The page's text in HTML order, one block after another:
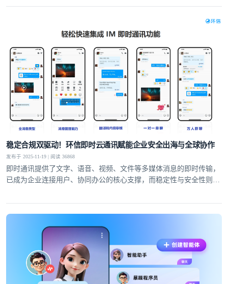
为各类企业构建核心通讯能力的优选的合作伙伴。
稳定合规双驱动！环信即时云通讯赋能企业安全出海与全球协作
发布于 2025-11-19 | 阅读 36868
即时通讯提供了文字、语音、视频、文件等多媒体消息的即时传输，
已成为企业连接用户、协同办公的核心支撑，而稳定性与安全性则是